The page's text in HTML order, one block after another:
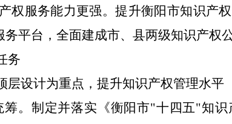
服务能力更强。提升衡阳市知识产
平台，全面建成市、县两级知识产权
务
层设计为重点，提升知识产权管理水平
。制定并落实《衡阳市"十四五"知